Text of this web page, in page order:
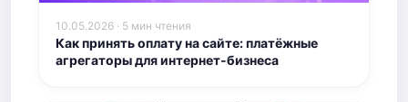
10.05.2026 · 5 мин чтения
Как принять оплату на сайте: платёжные
агрегаторы для интернет-бизнеса